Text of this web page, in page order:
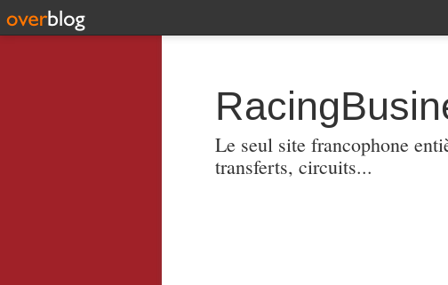
Le seul site francophone
transferts, circuits...